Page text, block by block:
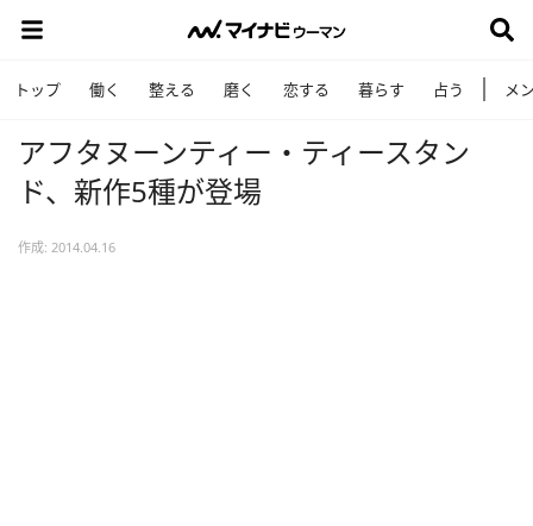
トップ 働く 整える 磨く 恋する 暮らす 占う メ
アフタヌーンティー・ティースタン
ド、新作5種が登場
作成: 2014.04.16